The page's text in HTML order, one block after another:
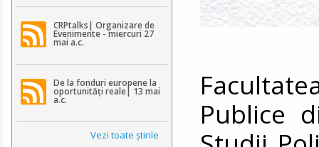
CRPtalks| Organizare de
Evenimente - miercuri 27
mai a.c.
De la fonduri europene la
oportunități reale| 13 mai
a.c.
Vezi toate ştirile
Publice